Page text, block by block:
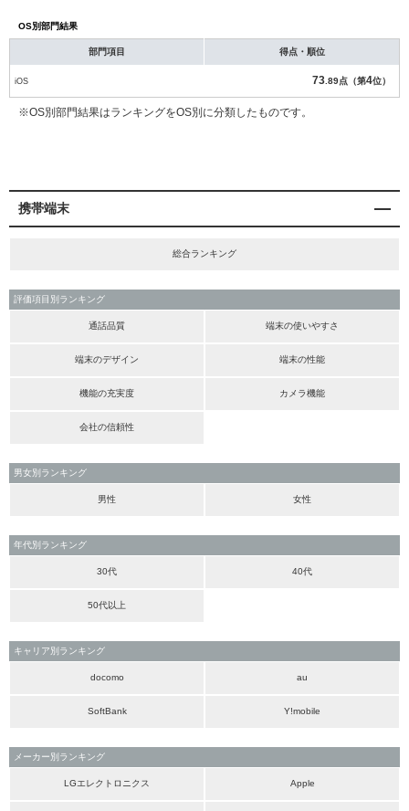
OS別部門結果
部門項目 得点・順位
iOS 73 .89点（第4位）
※OS別部門結果はランキングをOS別に分類したものです。
携帯端末
総合ランキング
評価項目別ランキング
通話品質 端末の使いやすさ
端末のデザイン 端末の性能
機能の充実度 カメラ機能
会社の信頼性
男女別ランキング
男性 女性
年代別ランキング
30代 40代
50代以上
キャリア別ランキング
docomo au
SoftBank Y!mobile
メーカー別ランキング
LGエレクトロニクス Apple